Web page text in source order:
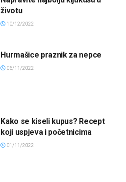
životu
10/12/2022
Hurmašice praznik za nepce
06/11/2022
Kako se kiseli kupus? Recept
koji uspjeva i početnicima
01/11/2022